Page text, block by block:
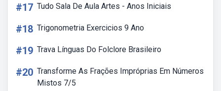
#17 Tudo Sala De Aula Artes - Anos Iniciais
#18 Trigonometria Exercicios 9 Ano
#19 Trava Línguas Do Folclore Brasileiro
#20 Transforme As Frações Impróprias Em Números
Mistos 7/5